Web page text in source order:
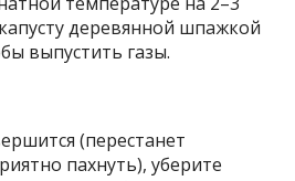
деревянной шпажкой
выпустить газы.
(перестанет
пахнуть), уберите